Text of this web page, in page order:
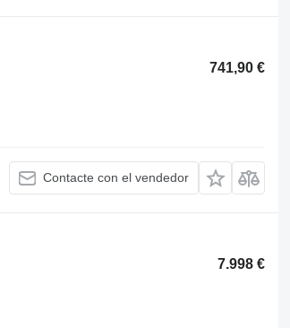
741,90 €
Contacte con el vendedor
7.998 €